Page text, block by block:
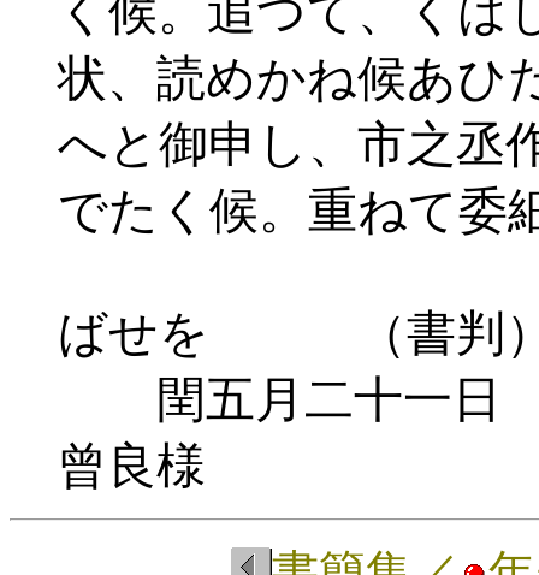
く候。追つて、くは
状、読めかね候あひ
へと御申し、市之丞
でたく候。重ねて
ばせを （書判
閏五月二十一日
曾良様